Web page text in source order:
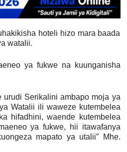
hoteli hizo mara baada
watalii.
ya fukwe na kuunganisha
urudi Serikalini ambapo moja ya
Watalii ili waweze kutembelea
hifadhini, waende kutembelea
ya fukwe, hii itawafanya
mapato ya utalii” Mhe.